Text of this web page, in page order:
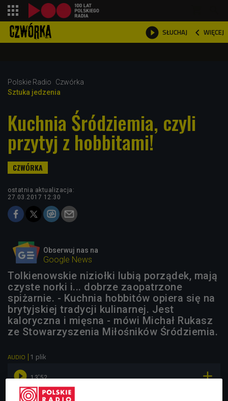
 SŁUCHAJ  WIĘCEJ

Polskie Radio
Czwórka
Sztuka jedzenia
Kuchnia Śródziemia, czyli
przytyj z hobbitami!
ostatnia aktualizacja:
27.03.2017 12:30
Obserwuj nas na
Google News
Tolkienowskie niziołki lubią porządek, mają
czyste norki i... dobrze zaopatrzone
spiżarnie. - Kuchnia hobbitów opiera się na
brytyjskiej tradycji kulinarnej. Jest
kaloryczna i mięsna - mówi Michał Rukasz
ze Stowarzyszenia Miłośników Śródziemia.
AUDIO 1 plik
 13'52 
Tajemnice kuchni hobbitów (Sztuka jedzenia/Czwórka)